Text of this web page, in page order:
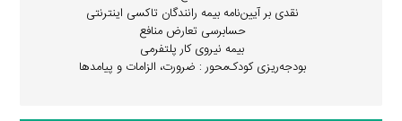
نقدی بر آیین‌نامه بیمه رانندگان تاکسی اینترنتی
حسابرسی تعارض منافع
بیمه نیروی کار پلتفرمی
بودجه‌ریزی کودک‌محور : ضرورت، الزامات و پیامدها